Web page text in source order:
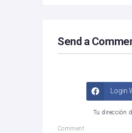
Send a
Login
Tu dirección
Comment